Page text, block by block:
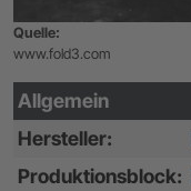
Quelle:
www.fold3.com
Allgemein
Hersteller:
Produktionsblock: